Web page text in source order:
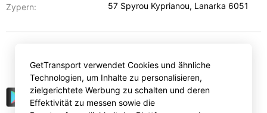
Zypern:
57 Spyrou Kyprianou, Lanarka 6051
EURGetTransport verwendet Cookies und ähnliche
Technologien, um Inhalte zu personalisieren,
zielgerichtete Werbung zu schalten und deren
Effektivität zu messen sowie die